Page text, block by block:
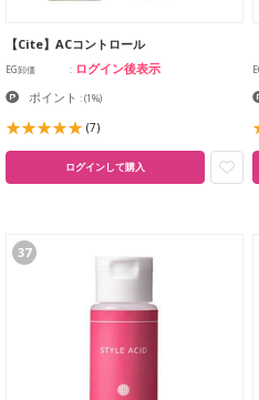
【Cite】ACコントロール
EG卸価 ログイン後表示
ポイント :(1%)
(7)
ログインして購入
37